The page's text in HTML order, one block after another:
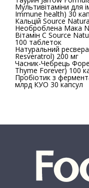
Мультивітаміни для
Immune health) 30
Кальцій Source
Необроблена Мака
Вітамін С Source
100 таблеток
Натуральний
Resveratrol) 200 мг
Часник-Чебрець
Thyme Forever) 100
Пробіотик з ферментами Solgar
млрд КУО 30 капсул